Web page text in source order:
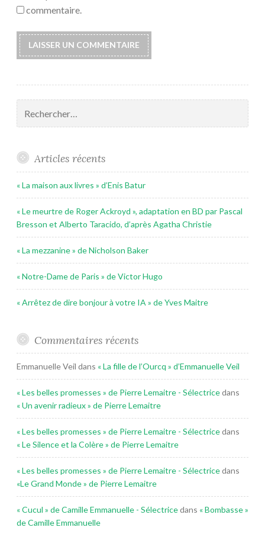
commentaire.
Articles récents
« La maison aux livres » d’Enis Batur
« Le meurtre de Roger Ackroyd », adaptation en BD par Pascal
Bresson et Alberto Taracido, d’après Agatha Christie
« La mezzanine » de Nicholson Baker
« Notre-Dame de Paris » de Victor Hugo
« Arrêtez de dire bonjour à votre IA » de Yves Maitre
Commentaires récents
Emmanuelle Veil dans « La fille de l’Ourcq » d’Emmanuelle Veil
« Les belles promesses » de Pierre Lemaitre - Sélectricedans
« Un avenir radieux » de Pierre Lemaitre
« Les belles promesses » de Pierre Lemaitre - Sélectricedans
« Le Silence et la Colère » de Pierre Lemaitre
« Les belles promesses » de Pierre Lemaitre - Sélectricedans
«Le Grand Monde » de Pierre Lemaitre
« Cucul » de Camille Emmanuelle - Sélectricedans « Bombasse »
de Camille Emmanuelle